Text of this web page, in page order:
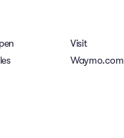
Visit
Waymo.com